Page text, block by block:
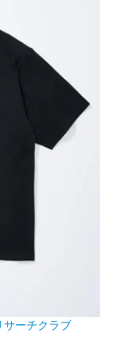
サーチクラブ